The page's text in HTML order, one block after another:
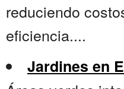
reduciendo
eficiencia....
Jardines en